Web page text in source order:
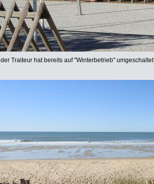
der Traiteur hat bereits auf "Winterbetrieb" umgeschaltet